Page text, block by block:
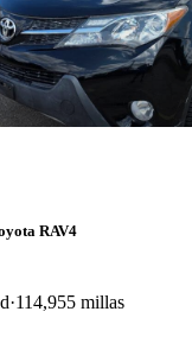
RAV4
114,955 millas